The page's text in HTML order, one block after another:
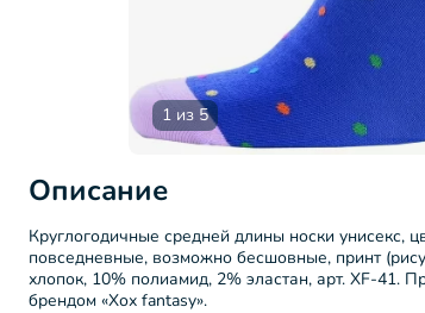
1 из 5
Описание
Круглогодичные средней длины носки унисекс,
повседневные, возможно бесшовные, принт
хлопок, 10% полиамид, 2% эластан, арт. XF-41.
брендом «Хох fantasy».